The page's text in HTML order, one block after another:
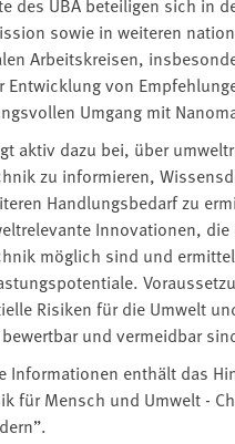
sowie in weiteren
Arbeitskreisen,
Entwicklung von
Umgang mit
aktiv dazu bei, über
zu informieren,
Handlungsbedarf zu
Innovationen, die
möglich sind und
Risiken für die Umwelt
und vermeidbar
Informationen enthält das
für Mensch und Umwelt -